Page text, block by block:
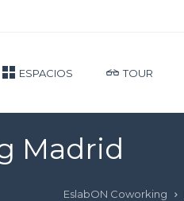
ESPACIOS TOUR
Madrid
EslabON Coworking